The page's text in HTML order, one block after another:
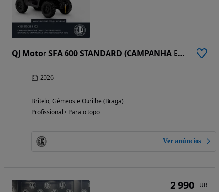
QJ Motor SFA 600 STANDARD (CAMPANHA EM VIGOR)
2026
Britelo, Gémeos e Ourilhe (Braga)
Profissional • Para o topo
Ver anúncios
2 990 EUR